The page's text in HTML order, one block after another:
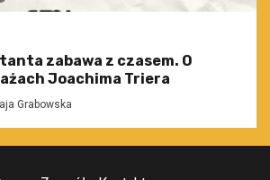
zabawa z czasem. O
Joachima Triera
Grabowska